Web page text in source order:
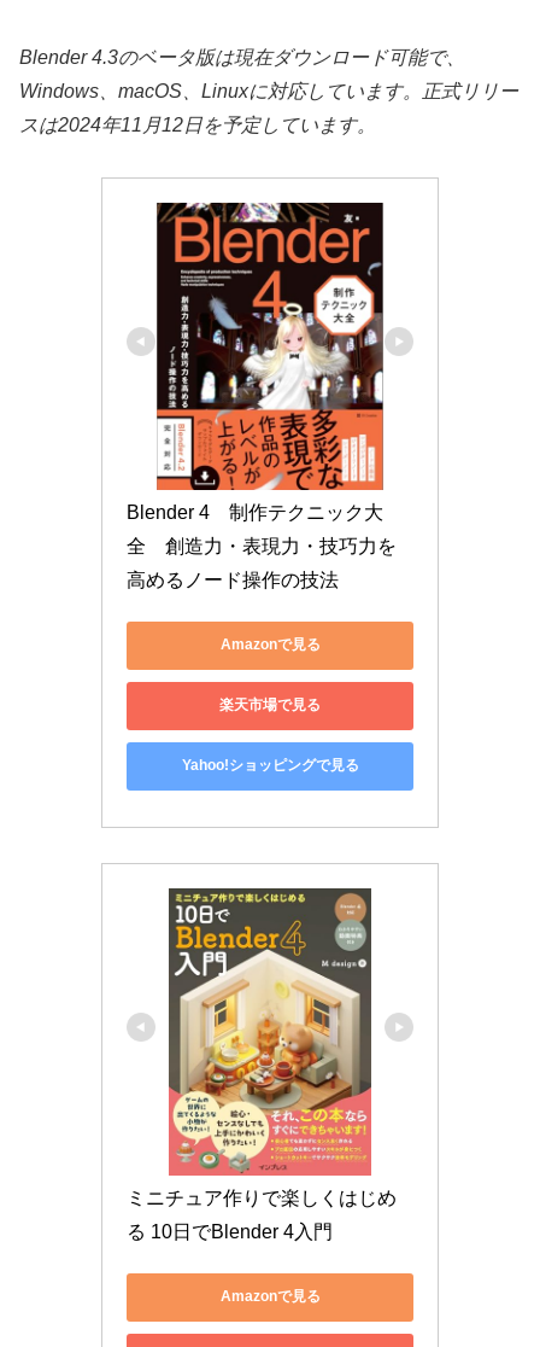
Blender 4.3のベータ版は現在ダウンロード可能で、
Windows、macOS、Linuxに対応しています。正式リリー
スは2024年11月12日を予定しています。
Blender 4　制作テクニック大
全　創造力・表現力・技巧力を
高めるノード操作の技法
Amazonで見る
楽天市場で見る
Yahoo!ショッピングで見る
ミニチュア作りで楽しくはじめ
る 10日でBlender 4入門
Amazonで見る